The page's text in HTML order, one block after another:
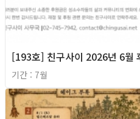
[193호] 친구사이 2026년 6월
기간 : 7월